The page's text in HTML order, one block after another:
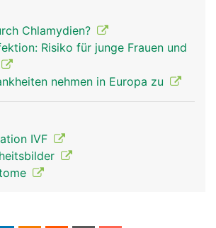
Chlamydien?
Risiko für junge Frauen und
nehmen in Europa zu
IVF